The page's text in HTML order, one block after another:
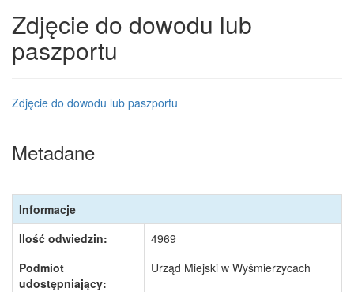
Zdjęcie do dowodu lub
paszportu
Zdjęcie do dowodu lub paszportu
Metadane
Informacje
Ilość odwiedzin:
4969
Podmiot
udostępniający:
Urząd Miejski w Wyśmierzycach